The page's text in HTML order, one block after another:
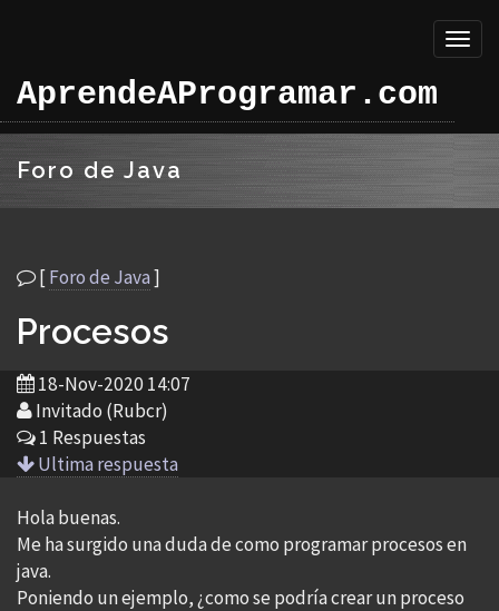
AprendeAProgramar.com
Foro de Java
[Foro de Java]
Procesos
18-Nov-2020 14:07
Invitado (Rubcr)
1 Respuestas
Ultima respuesta
Hola buenas.
Me ha surgido una duda de como programar procesos en
java.
Poniendo un ejemplo, ¿como se podría crear un proceso